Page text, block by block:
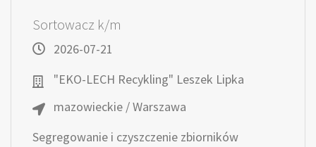
Sortowacz k/m
2026-07-21
"EKO-LECH Recykling" Leszek Lipka
mazowieckie / Warszawa
Segregowanie i czyszczenie zbiorników